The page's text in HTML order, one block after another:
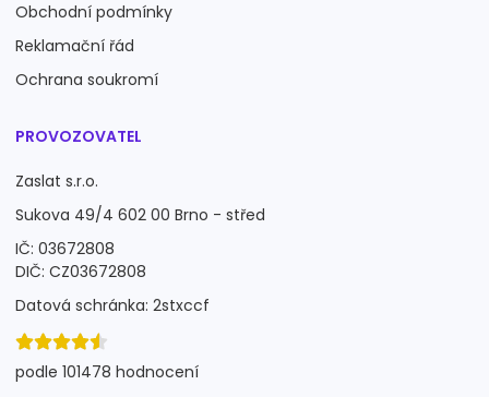
Obchodní podmínky
Reklamační řád
Ochrana soukromí
PROVOZOVATEL
Zaslat s.r.o.
Sukova 49/4 602 00 Brno - střed
IČ: 03672808
DIČ: CZ03672808
Datová schránka: 2stxccf
podle 101478 hodnocení